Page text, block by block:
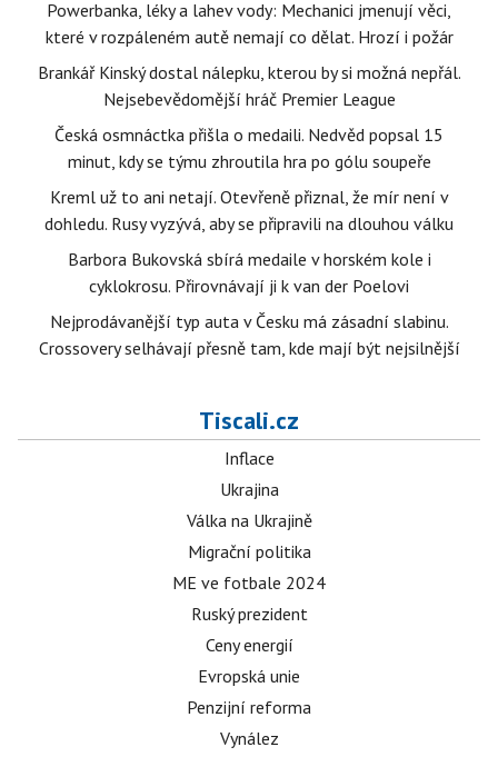
Powerbanka, léky a lahev vody: Mechanici jmenují věci,
které v rozpáleném autě nemají co dělat. Hrozí i požár
Brankář Kinský dostal nálepku, kterou by si možná nepřál.
Nejsebevědomější hráč Premier League
Česká osmnáctka přišla o medaili. Nedvěd popsal 15
minut, kdy se týmu zhroutila hra po gólu soupeře
Kreml už to ani netají. Otevřeně přiznal, že mír není v
dohledu. Rusy vyzývá, aby se připravili na dlouhou válku
Barbora Bukovská sbírá medaile v horském kole i
cyklokrosu. Přirovnávají ji k van der Poelovi
Nejprodávanější typ auta v Česku má zásadní slabinu.
Crossovery selhávají přesně tam, kde mají být nejsilnější
Tiscali.cz
Inflace
Ukrajina
Válka na Ukrajině
Migrační politika
ME ve fotbale 2024
Ruský prezident
Ceny energií
Evropská unie
Penzijní reforma
Vynález